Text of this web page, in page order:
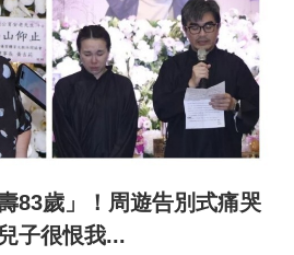
83歲」！周遊告別式痛哭
子很恨我...